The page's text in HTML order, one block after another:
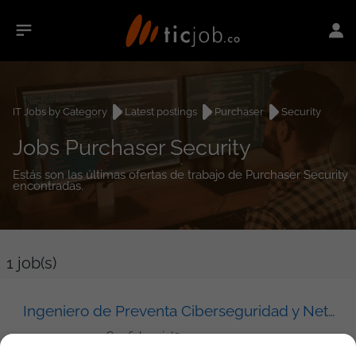
IT Jobs by Category Latest postings Purchaser Security
Jobs Purchaser Security
Estás son las últimas ofertas de trabajo de Purchaser Security
encontradas.
1 job(s)
Ingeniero de Preventa Ciberseguridad y Networking
Confidencial2